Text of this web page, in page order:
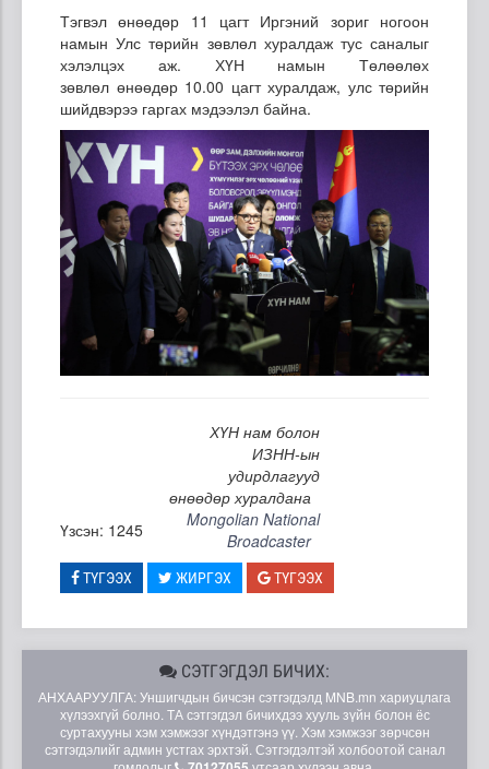
Тэгвэл өнөөдөр 11 цагт Иргэний зориг ногоон
намын Улс төрийн зөвлөл хуралдаж тус саналыг
хэлэлцэх аж. ХҮН намын Төлөөлөх
зөвлөл өнөөдөр 10.00 цагт хуралдаж, улс төрийн
шийдвэрээ гаргах мэдээлэл байна.
ХҮН нам болон
ИЗНН-ын
удирдлагууд
өнөөдөр хуралдана
Үзсэн: 1245
Mongolian National
Broadcaster
ТҮГЭЭХ ЖИРГЭХ ТҮГЭЭХ
СЭТГЭГДЭЛ БИЧИХ:
АНХААРУУЛГА: Уншигчдын бичсэн сэтгэгдэлд MNB.mn хариуцлага
хүлээхгүй болно. ТА сэтгэгдэл бичихдээ хууль зүйн болон ёс
суртахууны хэм хэмжээг хүндэтгэнэ үү. Хэм хэмжээг зөрчсөн
сэтгэгдэлийг админ устгах эрхтэй. Сэтгэгдэлтэй холбоотой санал